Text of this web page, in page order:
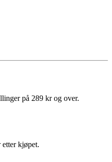
på 289 kr og over.
etter kjøpet.